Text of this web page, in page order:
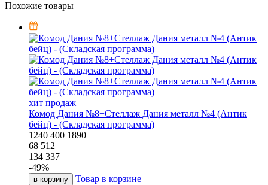
Похожие товары
хит продаж
Комод Дания №8+Стеллаж Дания металл №4 (Антик
бейц) - (Складская программа)
1240 400 1890
68 512
134 337
-49%
в корзину Товар в корзине